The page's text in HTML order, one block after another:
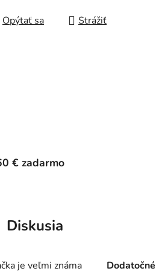
Opýtať sa Strážiť
€ zadarmo
Diskusia
je veľmi známa